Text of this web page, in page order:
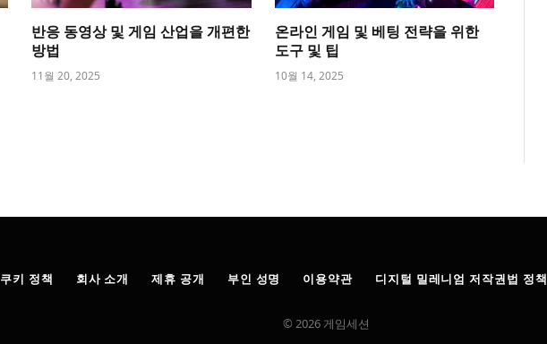
반응 동영상 및 게임 산업을 개편한
방법
11월 20, 2025
온라인 게임 및 베팅 전략을 위한
도구 및 팁
10월 14, 2025
쿠키 정책 회사 소개 제휴 공개 부인 성명 이용약관 디지털 밀레니엄 저작권법 정책
© 2026 게임세션